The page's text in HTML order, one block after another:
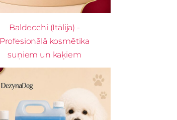
Baldecchi (Itālija) -
Profesionālā kosmētika
suņiem un kaķiem